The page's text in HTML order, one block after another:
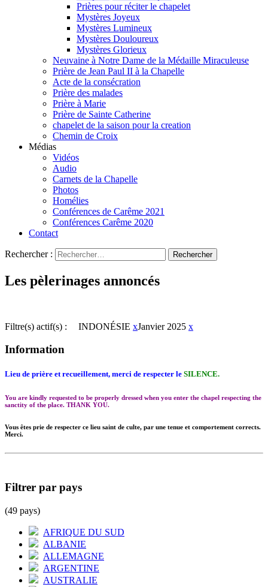
Prières pour réciter le chapelet
Mystères Joyeux
Mystères Lumineux
Mystères Douloureux
Mystères Glorieux
Neuvaine à Notre Dame de la Médaille Miraculeuse
Prière de Jean Paul II à la Chapelle
Acte de la consécration
Prière des malades
Prière à Marie
Prière de Sainte Catherine
chapelet de la saison pour la creation
Chemin de Croix
Médias
Vidéos
Audio
Carnets de la Chapelle
Photos
Homélies
Conférences de Carême 2021
Conférences Carême 2020
Contact
Rechercher :
Les pèlerinages annoncés
Filtre(s) actif(s) : INDONÉSIE xJanvier 2025 x
Information
Lieu de prière et recueillement, merci de respecter le SILENCE.
You are kindly requested to be properly dressed when you enter the chapel respecting the
sanctity of the place. THANK YOU.
Vous êtes prie de respecter ce lieu saint de culte, par une tenue et comportement corrects.
Merci.
Filtrer par pays
(49 pays)
AFRIQUE DU SUD
ALBANIE
ALLEMAGNE
ARGENTINE
AUSTRALIE